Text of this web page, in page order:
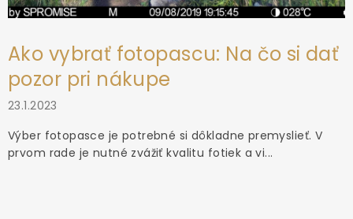
Ako vybrať fotopascu: Na čo si dať
pozor pri nákupe
23.1.2023
Výber fotopasce je potrebné si dôkladne premyslieť. V
prvom rade je nutné zvážiť kvalitu fotiek a vi...